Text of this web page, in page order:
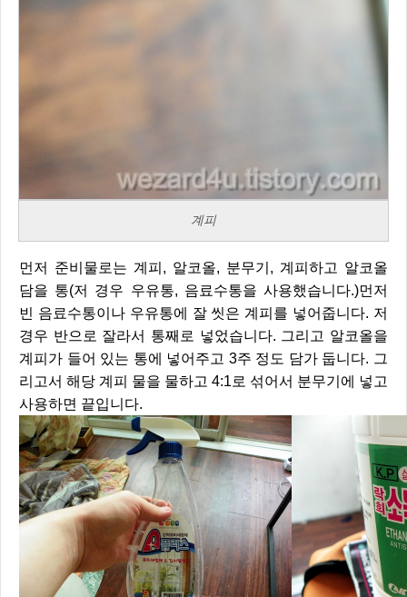
계피
먼저 준비물로는 계피, 알코올, 분무기, 계피하고 알코올
담을 통(저 경우 우유통, 음료수통을 사용했습니다.)먼저
빈 음료수통이나 우유통에 잘 씻은 계피를 넣어줍니다. 저
경우 반으로 잘라서 통째로 넣었습니다. 그리고 알코올을
계피가 들어 있는 통에 넣어주고 3주 정도 담가 둡니다. 그
리고서 해당 계피 물을 물하고 4:1로 섞어서 분무기에 넣고
사용하면 끝입니다.